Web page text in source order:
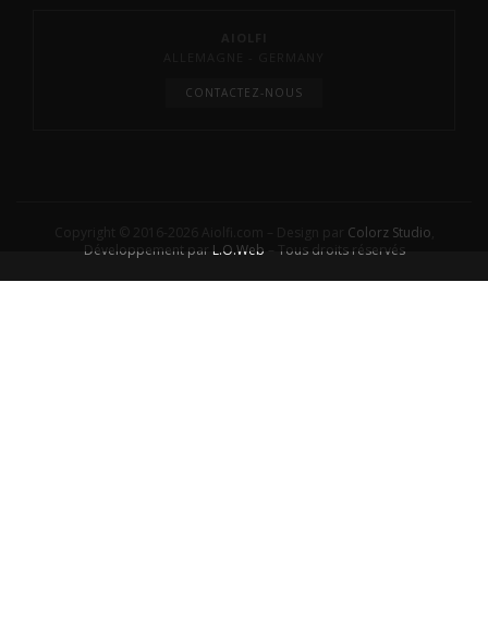
CONTACTEZ-NOUS
Colorz Studio
Développement par L.O.Web – Tous droits réservés